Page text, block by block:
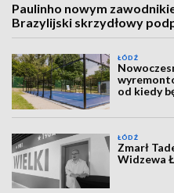
Paulinho nowym
Brazylijski skrzydłowy
ŁÓDŹ
od kiedy
ŁÓDŹ
Zmarł
Widzewa